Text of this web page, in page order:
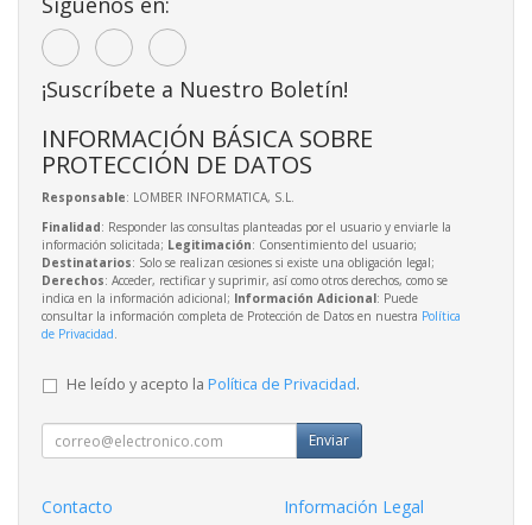
¡Suscríbete a Nuestro Boletín!
INFORMACIÓN BÁSICA SOBRE
PROTECCIÓN DE DATOS
Responsable: LOMBER INFORMATICA, S.L.
Finalidad: Responder las consultas planteadas por el usuario y enviarle la
información solicitada; Legitimación: Consentimiento del usuario;
Destinatarios: Solo se realizan cesiones si existe una obligación legal;
Derechos: Acceder, rectificar y suprimir, así como otros derechos, como se
indica en la información adicional; Información Adicional: Puede
consultar la información completa de Protección de Datos en nuestra Política
de Privacidad.
He leído y acepto la Política de Privacidad.
Enviar
Contacto
Información Legal